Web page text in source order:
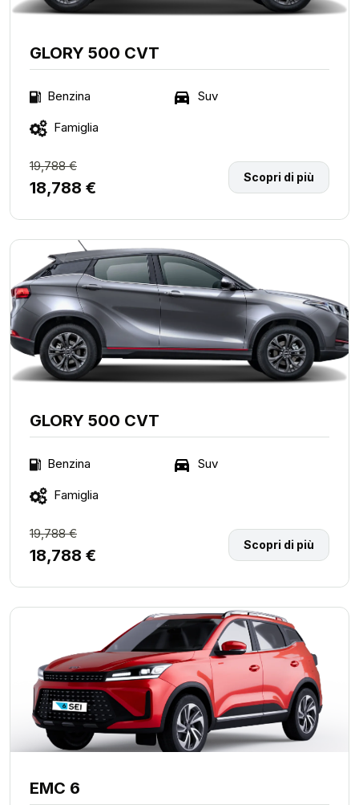
GLORY 500 CVT
Benzina Suv
Famiglia
19,788 €
18,788 €
Scopri di più
GLORY 500 CVT
Benzina Suv
Famiglia
19,788 €
18,788 €
Scopri di più
EMC 6